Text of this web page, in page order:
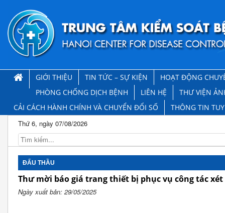
GIỚI THIỆU TIN TỨC – SỰ KIỆN
HOẠT ĐỘNG
PHÒNG CHỐNG DỊCH BỆNH
LIÊN HỆ
THƯ VIỆN
CẢI CÁCH HÀNH CHÍNH VÀ CHUYỂN ĐỔI SỐ
THÔNG TIN
Thứ 6, ngày 07/08/2026
ĐẤU THẦU
Thư mời báo giá trang thiết bị phục vụ công tác xét
Ngày xuất bản: 29/05/2025